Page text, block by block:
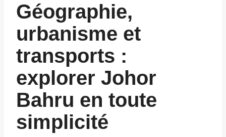
Géographie,
urbanisme et
transports :
explorer Johor
Bahru en toute
simplicité